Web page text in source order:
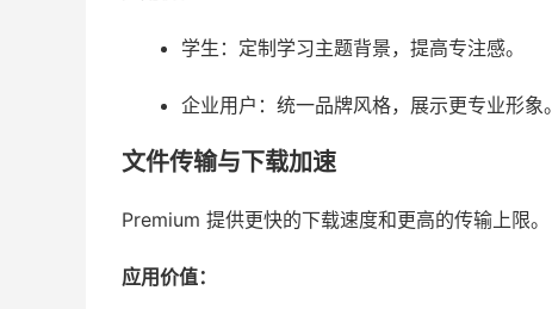
学生：定制学习主题背景，提高专注感。
企业用户：统一品牌风格，展示更专业形象。
文件传输与下载加速
Premium 提供更快的下载速度和更高的传输上限。
应用价值：